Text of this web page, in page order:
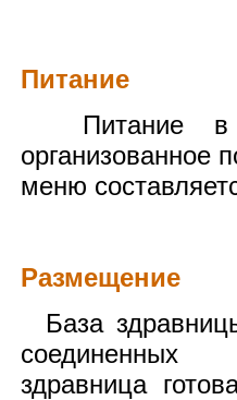
Питание
Питание в
организованное
меню
Размещение
База
соединенных
здравница